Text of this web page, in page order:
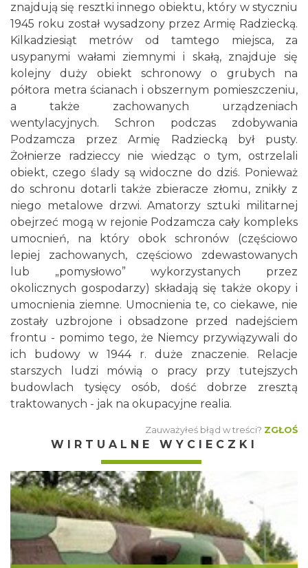
znajdują się resztki innego obiektu, który w styczniu
1945 roku został wysadzony przez Armię Radziecką.
Kilkadziesiąt metrów od tamtego miejsca, za
usypanymi wałami ziemnymi i skałą, znajduje się
kolejny duży obiekt schronowy o grubych na
półtora metra ścianach i obszernym pomieszczeniu,
a także zachowanych urządzeniach
wentylacyjnych. Schron podczas zdobywania
Podzamcza przez Armię Radziecką był pusty.
Żołnierze radzieccy nie wiedząc o tym, ostrzelali
obiekt, czego ślady są widoczne do dziś. Ponieważ
do schronu dotarli także zbieracze złomu, znikły z
niego metalowe drzwi. Amatorzy sztuki militarnej
obejrzeć mogą w rejonie Podzamcza cały kompleks
umocnień, na który obok schronów (częściowo
lepiej zachowanych, częściowo zdewastowanych
lub „pomysłowo” wykorzystanych przez
okolicznych gospodarzy) składają się także okopy i
umocnienia ziemne. Umocnienia te, co ciekawe, nie
zostały uzbrojone i obsadzone przed nadejściem
frontu - pomimo tego, że Niemcy przywiązywali do
ich budowy w 1944 r. duże znaczenie. Relacje
starszych ludzi mówią o pracy przy tutejszych
budowlach tysięcy osób, dość dobrze zresztą
traktowanych - jak na okupacyjne realia.
Zauważyłeś błąd w treści? ZGŁOŚ
WIRTUALNE WYCIECZKI